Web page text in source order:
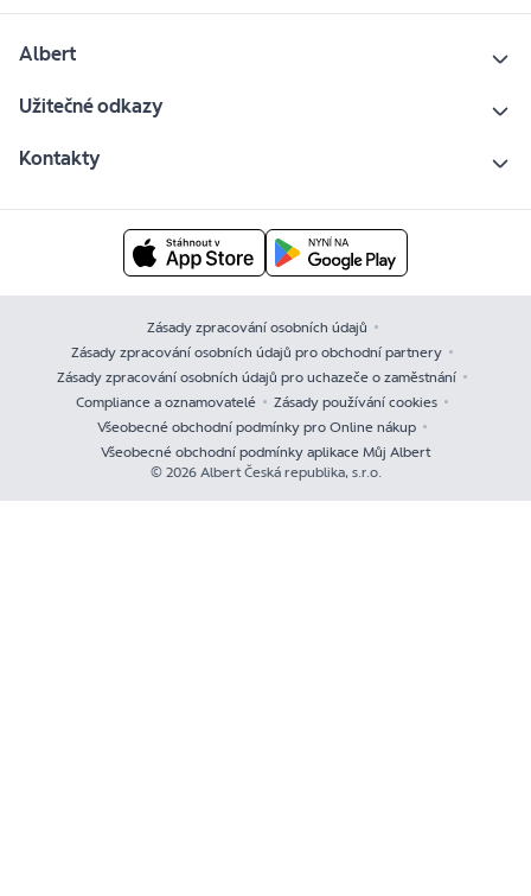
Albert
Užitečné odkazy
Kontakty
Zásady zpracování osobních údajů
Zásady zpracování osobních údajů pro obchodní partnery
Zásady zpracování osobních údajů pro uchazeče o zaměstnání
Compliance a oznamovatelé
Zásady používání cookies
Všeobecné obchodní podmínky pro Online nákup
Všeobecné obchodní podmínky aplikace Můj Albert
© 2026 Albert Česká republika, s.r.o.